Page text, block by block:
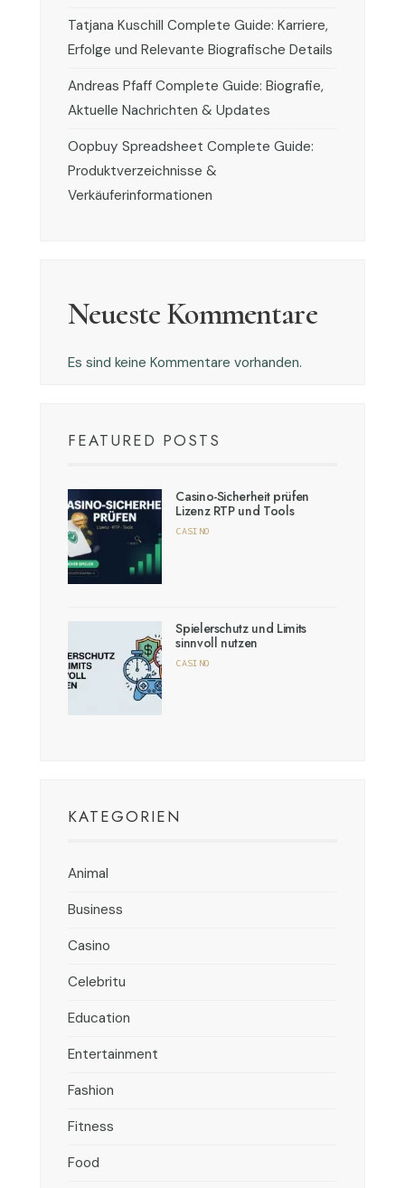
Tatjana Kuschill Complete Guide: Karriere,
Erfolge und Relevante Biografische Details
Andreas Pfaff Complete Guide: Biografie,
Aktuelle Nachrichten & Updates
Oopbuy Spreadsheet Complete Guide:
Produktverzeichnisse &
Verkäuferinformationen
Neueste Kommentare
Es sind keine Kommentare vorhanden.
FEATURED POSTS
Casino-Sicherheit prüfen
Lizenz RTP und Tools
CASINO
Spielerschutz und Limits
sinnvoll nutzen
CASINO
KATEGORIEN
Animal
Business
Casino
Celebritu
Education
Entertainment
Fashion
Fitness
Food